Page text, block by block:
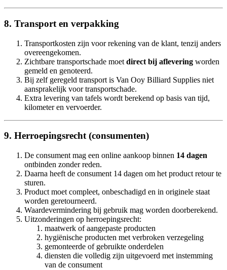
8. Transport en verpakking
Transportkosten zijn voor rekening van de klant, tenzij anders
overeengekomen.
Zichtbare transportschade moet direct bij aflevering worden
gemeld en genoteerd.
Bij zelf geregeld transport is Van Ooy Billiard Supplies niet
aansprakelijk voor transportschade.
Extra levering van tafels wordt berekend op basis van tijd,
kilometer en vervoerder.
9. Herroepingsrecht (consumenten)
De consument mag een online aankoop binnen 14 dagen
ontbinden zonder reden.
Daarna heeft de consument 14 dagen om het product retour te
sturen.
Product moet compleet, onbeschadigd en in originele staat
worden geretourneerd.
Waardevermindering bij gebruik mag worden doorberekend.
Uitzonderingen op herroepingsrecht:
maatwerk of aangepaste producten
hygiënische producten met verbroken verzegeling
gemonteerde of gebruikte onderdelen
diensten die volledig zijn uitgevoerd met instemming
van de consument